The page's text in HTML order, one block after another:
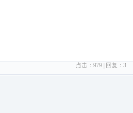
点击： 979 | 回复： 3